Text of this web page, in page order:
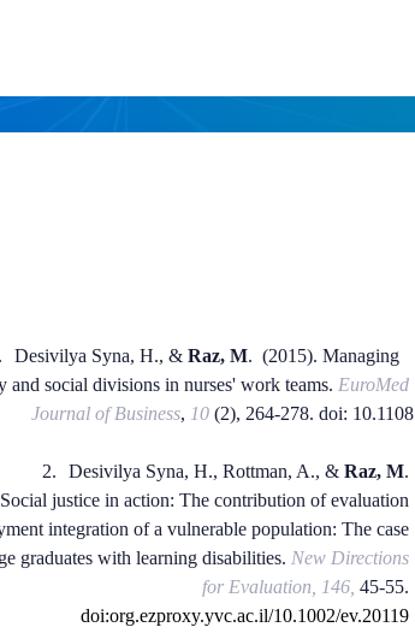
Desivilya Syna, H., &Raz, M. (2015).Managing
and social divisions in nurses' work teams. EuroMed
Journal of Business, 10(2), 264-278.doi: 10.1108
2. Desivilya Syna, H., Rottman, A., &Raz, M.
justice in action: The contribution of evaluation
integration of a vulnerable population: The case
graduates with learning disabilities. New Directions
for Evaluation, 146,45-55.
doi:org.ezproxy.yvc.ac.il/10.1002/ev.20119